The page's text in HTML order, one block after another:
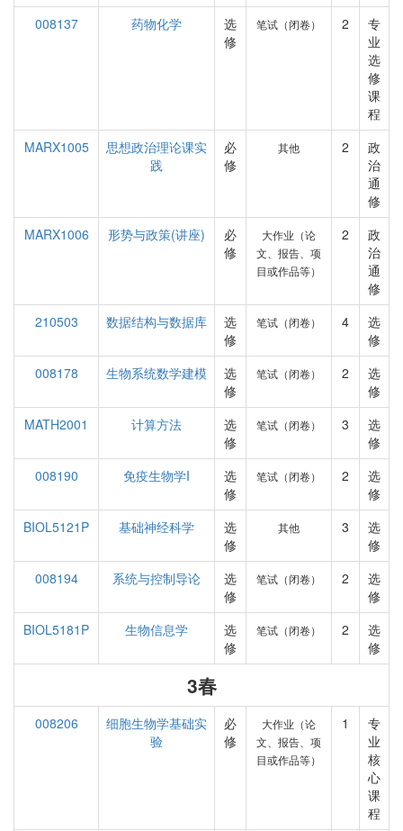
008137
药物化学
选
修
笔试（闭卷） 2
专
业
选
修
课
程
MARX1005
思想政治理论课实
践
必
修
其他 2
政
治
通
修
MARX1006
形势与政策(讲座)
必
修
大作业（论
文、报告、项
目或作品等）
2
政
治
通
修
210503
数据结构与数据库
选
修
笔试（闭卷） 4
选
修
008178
生物系统数学建模
选
修
笔试（闭卷） 2
选
修
MATH2001
计算方法
选
修
笔试（闭卷） 3
选
修
008190
免疫生物学I
选
修
笔试（闭卷） 2
选
修
BIOL5121P
基础神经科学
选
修
其他 3
选
修
008194
系统与控制导论
选
修
笔试（闭卷） 2
选
修
BIOL5181P
生物信息学
选
修
笔试（闭卷） 2
选
修
3春
008206
细胞生物学基础实
验
必
修
大作业（论
文、报告、项
目或作品等）
1
专
业
核
心
课
程